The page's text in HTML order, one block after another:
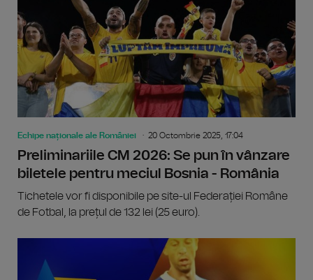
Echipe naționale ale României 20 Octombrie 2025, 17:04
Preliminariile CM 2026: Se pun în vânzare
biletele pentru meciul Bosnia - România
Tichetele vor fi disponibile pe site-ul Federației Române
de Fotbal, la prețul de 132 lei (25 euro).